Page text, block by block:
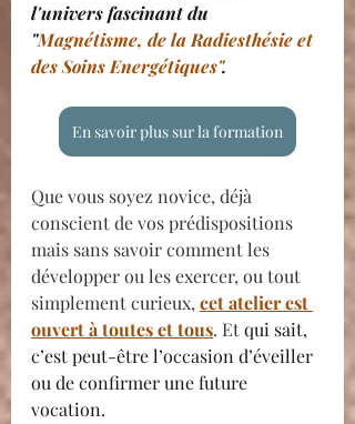
l'univers fascinant du
"Magnétisme, de la Radiesthésie et
des Soins Energétiques".
En savoir plus sur la formation
Que vous soyez novice, déjà
conscient de vos prédispositions
mais sans savoir comment les
développer ou les exercer, ou tout
simplement curieux, cet atelier est
ouvert à toutes et tous. Et qui sait,
c’est peut-être l’occasion d’éveiller
ou de confirmer une future
vocation.